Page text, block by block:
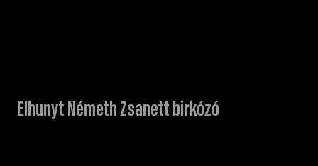
Elhunyt Németh Zsanett birkózó